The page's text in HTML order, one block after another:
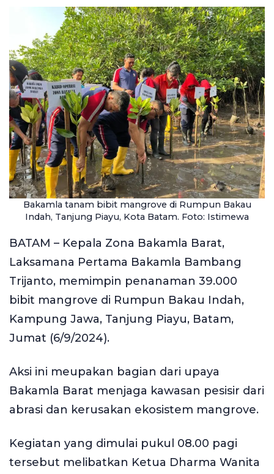
Bakamla tanam bibit mangrove di Rumpun Bakau
Indah, Tanjung Piayu, Kota Batam. Foto: Istimewa
BATAM – Kepala Zona Bakamla Barat,
Laksamana Pertama Bakamla Bambang
Trijanto, memimpin penanaman 39.000
bibit mangrove di Rumpun Bakau Indah,
Kampung Jawa, Tanjung Piayu, Batam,
Jumat (6/9/2024).
Aksi ini meupakan bagian dari upaya
Bakamla Barat menjaga kawasan pesisir dari
abrasi dan kerusakan ekosistem mangrove.
Kegiatan yang dimulai pukul 08.00 pagi
tersebut melibatkan Ketua Dharma Wanita